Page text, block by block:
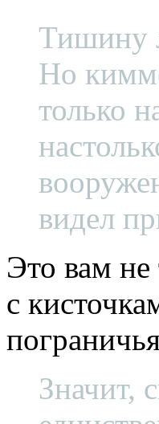
Тишину
Но
только
видел
Это вам
с
Значит,